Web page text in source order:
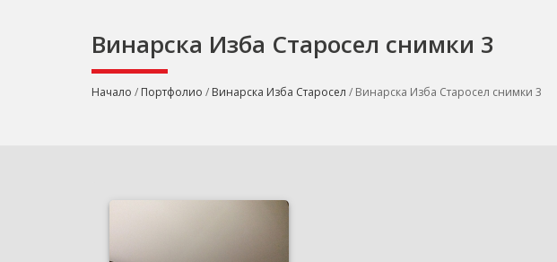
Винарска Изба Старосел снимки 3
Начало / Портфолио / Винарска Изба Старосел / Винарска Изба Старосел снимки 3